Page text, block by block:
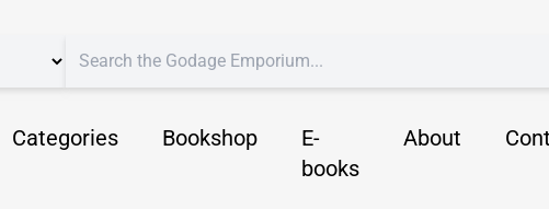
Categories Bookshop
E-
books
About